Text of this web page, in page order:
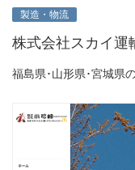
製造・物流
株式会社スカイ運
福島県･山形県･宮城県